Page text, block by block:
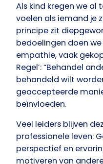
Als kind kregen we al
voelen als iemand je
principe zit
bedoelingen doen
empathie, vaak
Regel’: “Behandel
behandeld wilt
geaccepteerde
beïnvloeden.
Veel leiders blijven
professionele leven:
perspectief en
motiveren van